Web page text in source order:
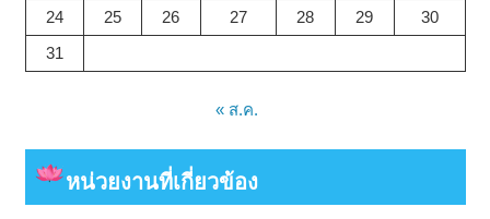
24
25 26 27 28 29
30
31
« ส.ค.
หน่วยงานที่เกี่ยวข้อง